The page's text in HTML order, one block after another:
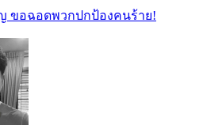
ขอฉอดพวกปกป้องคนร้าย!